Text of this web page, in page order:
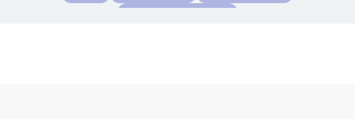
Game Nintendo Switch